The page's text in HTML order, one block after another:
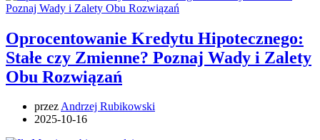
Oprocentowanie Kredytu Hipotecznego:
Stałe czy Zmienne? Poznaj Wady i Zalety
Obu Rozwiązań
przezAndrzej Rubikowski
2025-10-16